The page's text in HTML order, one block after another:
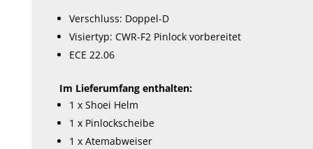
Verschluss: Doppel-D
Visiertyp: CWR-F2 Pinlock vorbereitet
ECE 22.06
Im Lieferumfang enthalten:
1 x Shoei Helm
1 x Pinlockscheibe
1 x Atemabweiser